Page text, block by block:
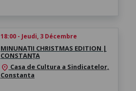
18:00 - Jeudi, 3 Décembre
MINUNAȚII CHRISTMAS EDITION |
CONSTANȚA
location_on Casa de Cultura a Sindicatelor,
Constanta